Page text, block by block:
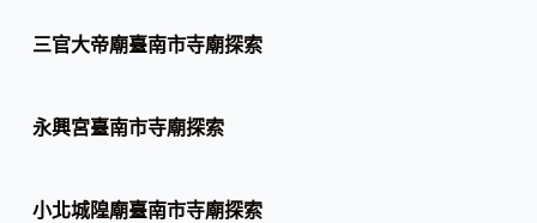
三官大帝廟臺南市寺廟探索
永興宮臺南市寺廟探索
小北城隍廟臺南市寺廟探索